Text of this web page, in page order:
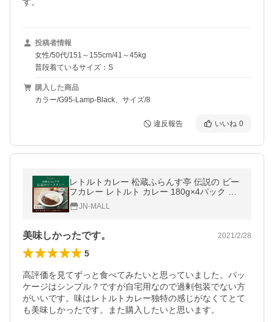
投稿者情報
女性/50代/151～155cm/41～45kg
普段着ているサイズ：S
購入した商品
カラー/G95-Lamp-Black、サイズ/8
違反報告 いいね 0
レトルトカレー 松蔵ふらんす亭 伝説の ビー
フカレー レトルト カレー 180g×4パック 送
料無料
JN-MALL
美味しかったです。 2021/2/28
5
高評価を見てずっと食べてみたいと思っていました。パッ
ケージはシンプル？ですが自宅用なので過剰包装でない方
がいいです。味はレトルトカレー独特の感じがなくてとて
も美味しかったです。また購入したいと思います。